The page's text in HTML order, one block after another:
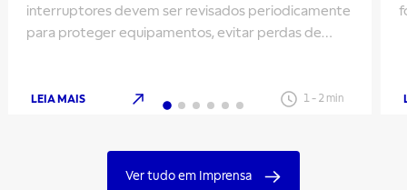
interruptores devem ser revisados periodicamente
para proteger equipamentos, evitar perdas de
LEIA MAIS 1- 2 min
Ver tudo em Imprensa